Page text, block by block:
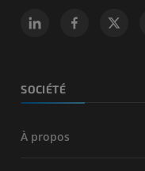
SOCIÉTÉ
À propos